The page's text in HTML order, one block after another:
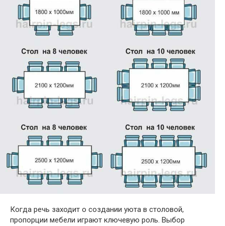
Когда речь заходит о создании уюта в столовой,
пропорции мебели играют ключевую роль. Выбор